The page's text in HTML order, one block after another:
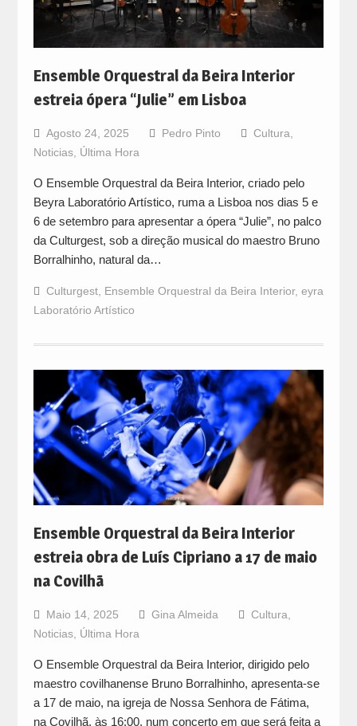
Ensemble Orquestral da Beira Interior
estreia ópera “Julie” em Lisboa
Agosto 24, 2025 Pedro Pinto Cultura
Noticias, Última Hora
O Ensemble Orquestral da Beira Interior, criado pelo
Beyra Laboratório Artístico, ruma a Lisboa nos dias 5 e
6 de setembro para apresentar a ópera “Julie”, no palco
da Culturgest, sob a direção musical do maestro Bruno
Borralhinho, natural da…
Culturgest, Ensemble Orquestral da Beira Interior, eyra
Laboratório Artístico
Ensemble Orquestral da Beira Interior
estreia obra de Luís Cipriano a 17 de maio
na Covilhã
Maio 14, 2025 Gina Almeida Cultura,
Noticias, Última Hora
O Ensemble Orquestral da Beira Interior, dirigido pelo
maestro covilhanense Bruno Borralhinho, apresenta-se
a 17 de maio, na igreja de Nossa Senhora de Fátima,
na Covilhã, às 16:00, num concerto em que será feita a